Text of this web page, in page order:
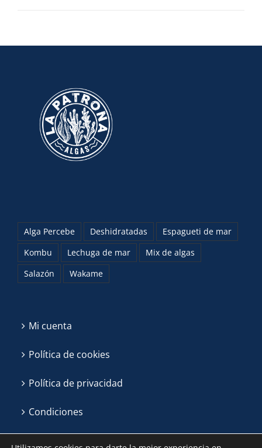
Alga Percebe Deshidratadas
Espagueti de mar
Kombu
Lechuga de mar
Mix de algas
Salazón
Wakame
Mi cuenta
Política de cookies
Política de privacidad
Condiciones